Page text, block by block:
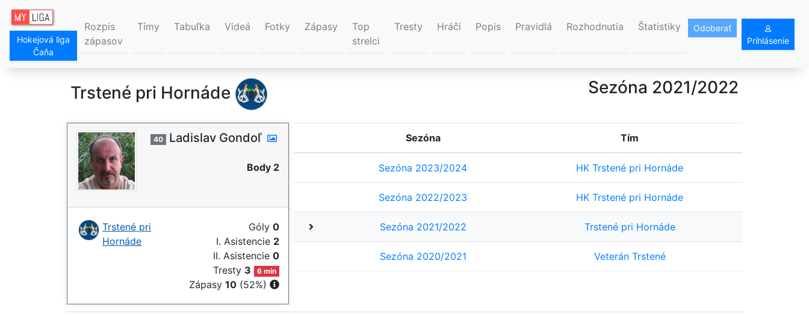
Hokejová liga
Čaňa
Rozpis
zápasov
Tímy Tabuľka Videá Fotky Zápasy
Top
strelci
Tresty Hráči Popis Pravidlá Rozhodnutia Štatistiky
Odoberať
Prihlásenie
Trstené pri Hornáde Sezóna 2021/2022
40 Ladislav Gondoľ
Body 2
Trstené pri
Hornáde
Góly 0
I. Asistencie 2
II. Asistencie 0
Tresty 3 6 min
Zápasy 10 (52%)
Sezóna Tím
Sezóna 2023/2024 HK Trstené pri Hornáde
Sezóna 2022/2023 HK Trstené pri Hornáde
Sezóna 2021/2022 Trstené pri Hornáde
Sezóna 2020/2021 Veterán Trstené